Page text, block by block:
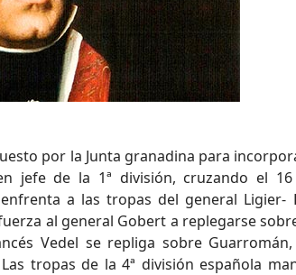
por la Junta granadina para
jefe de la 1ª división, cruzando el
a las tropas del general Ligier-
al general Gobert a replegarse
Vedel se repliga sobre
tropas de la 4ª división española